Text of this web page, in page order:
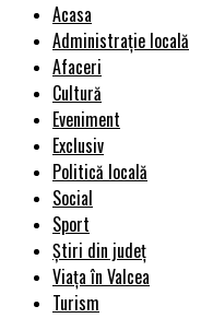
Acasa
Administrație locală
Afaceri
Cultură
Eveniment
Exclusiv
Politică locală
Social
Sport
Știri din județ
Viața în Valcea
Turism